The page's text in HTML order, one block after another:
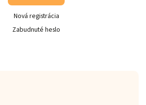
Nová registrácia
Zabudnuté heslo